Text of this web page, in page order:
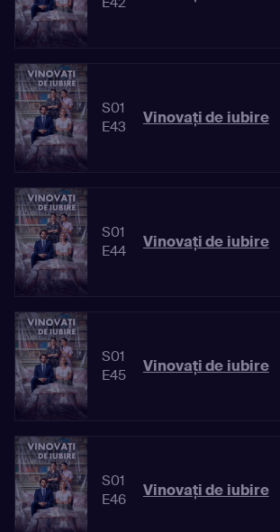
S01
E43
Vinovaţi de iubire
S01
E44
Vinovaţi de iubire
S01
E45
Vinovaţi de iubire
S01
E46
Vinovaţi de iubire